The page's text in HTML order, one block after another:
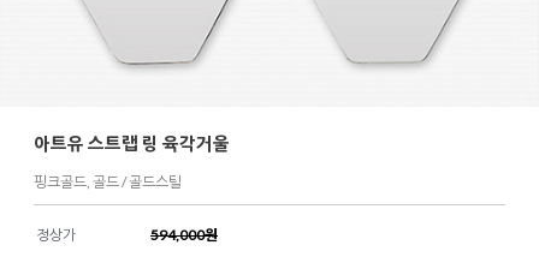
아트유 스트랩 링 육각거울
핑크골드, 골드 / 골드스틸
정상가 594,000원